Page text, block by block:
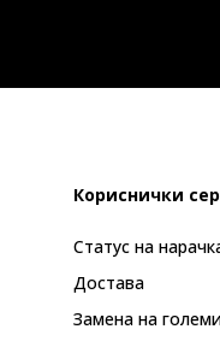
Кориснички
Статус на
Достава
Замена на